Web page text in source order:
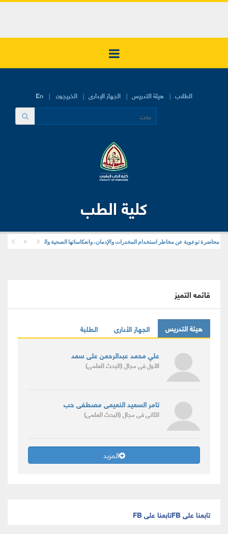
En الطلاب هيئة التدريس الجهاز الإدارى الخريجون
كلية الطب
محاضرة توعوية عن مخاطر استخدام المخدرات والإدمان، وانعكاساتها الصحية والنفسية والاجتماعية
قائمه التميز
هيئة التدريس الجهاز الأدارى الطلبة
علي محمد عبدالرحمن على سعد
الأولفى مجال(البحث العلمى)
تامر السعيد النعيمى مصطفى حب
الثانىفى مجال(البحث العلمى)
المزيد
تابعنا على FB تابعنا على FB